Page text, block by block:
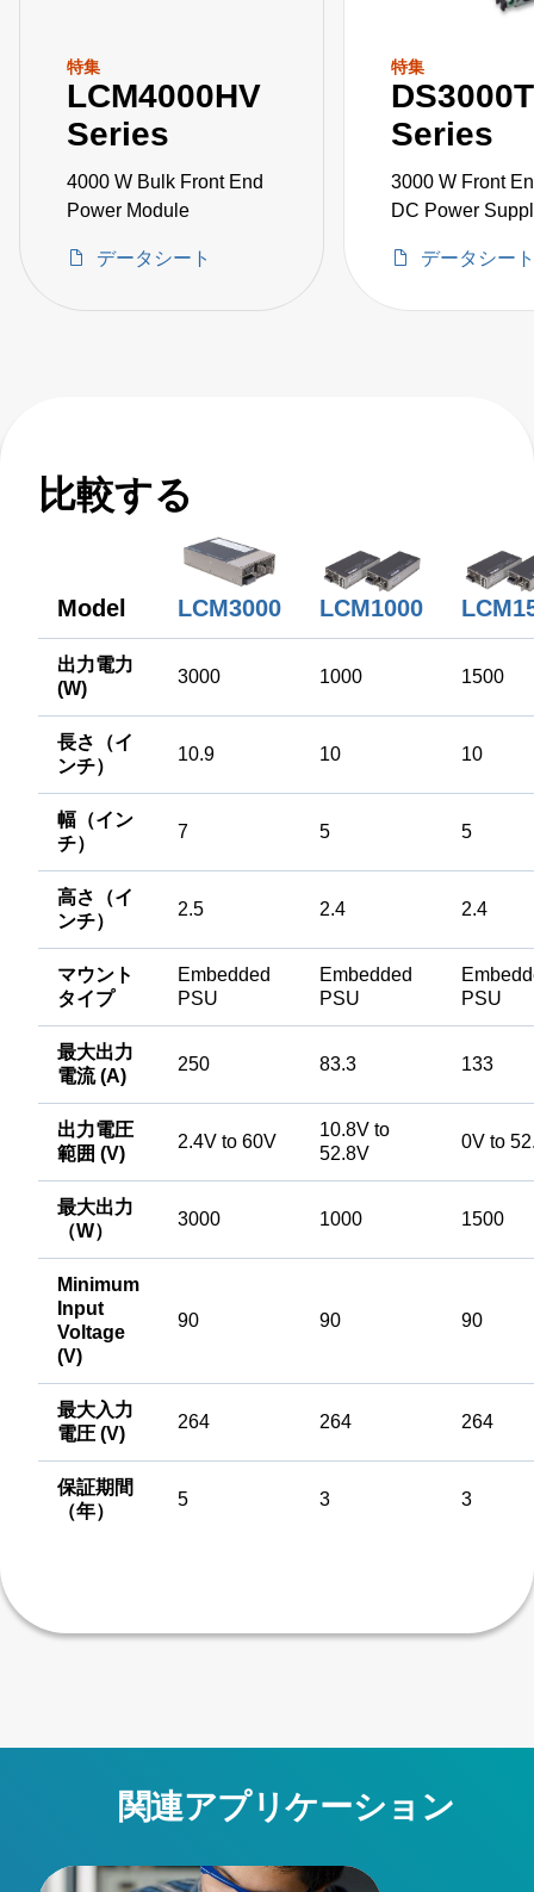
特集
LCM4000HV
Series
4000 W Bulk Front End
Power Module
データシート
特集
Series
3000 W Front
DC Power
データシート
比較する
Model LCM3000 LCM1000
出力電力
(W)
3000 1000 1500
長さ（イ
ンチ）
10.9 10 10
幅（イン
チ）
7 5 5
高さ（イ
ンチ）
2.5 2.4 2.4
マウント
タイプ
Embedded
PSU
Embedded
PSU
PSU
最大出力
電流 (A)
250 83.3 133
出力電圧
範囲 (V)
2.4V to 60V
10.8V to
52.8V
0V to
最大出力
（W）
3000 1000 1500
Minimum
Input
Voltage
(V)
90 90 90
最大入力
電圧 (V)
264 264 264
保証期間
（年）
5 3 3
関連アプリケーション